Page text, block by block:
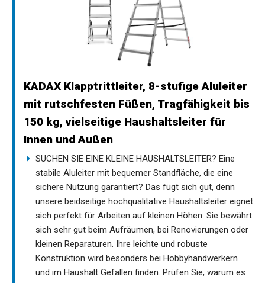
KADAX Klapptrittleiter, 8-stufige Aluleiter
mit rutschfesten Füßen, Tragfähigkeit bis
150 kg, vielseitige Haushaltsleiter für
Innen und Außen
SUCHEN SIE EINE KLEINE HAUSHALTSLEITER? Eine
stabile Aluleiter mit bequemer Standfläche, die eine
sichere Nutzung garantiert? Das fügt sich gut, denn
unsere beidseitige hochqualitative Haushaltsleiter eignet
sich perfekt für Arbeiten auf kleinen Höhen. Sie bewährt
sich sehr gut beim Aufräumen, bei Renovierungen oder
kleinen Reparaturen. Ihre leichte und robuste
Konstruktion wird besonders bei Hobbyhandwerkern
und im Haushalt Gefallen finden. Prüfen Sie, warum es